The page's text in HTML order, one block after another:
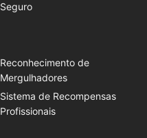
Seguro
Reconhecimento de
Mergulhadores
Sistema de Recompensas
Profissionais